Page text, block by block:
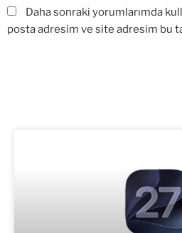
Daha sonraki yorumlarımda
posta adresim ve site adresim bu